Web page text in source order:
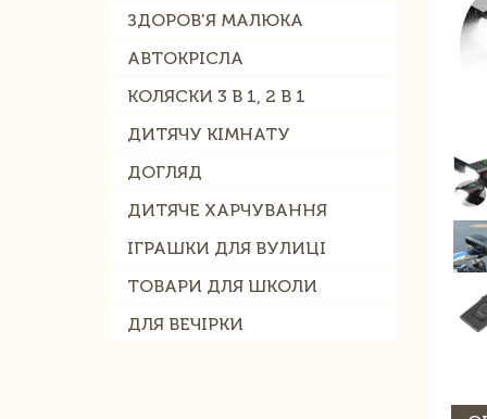
ЗДОРОВ'Я МАЛЮКА
АВТОКРІСЛА
КОЛЯСКИ 3 В 1, 2 В 1
ДИТЯЧУ КІМНАТУ
ДОГЛЯД
ДИТЯЧЕ ХАРЧУВАННЯ
ІГРАШКИ ДЛЯ ВУЛИЦІ
ТОВАРИ ДЛЯ ШКОЛИ
ДЛЯ ВЕЧІРКИ